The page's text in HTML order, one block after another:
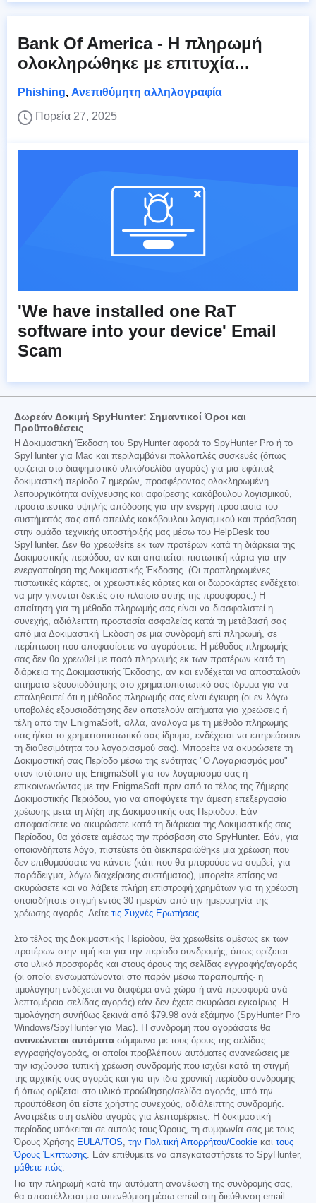
Bank Of America - Η πληρωμή
ολοκληρώθηκε με επιτυχία...
Phishing, Ανεπιθύμητη αλληλογραφία
Πορεία 27, 2025
'We have installed one RaT
software into your device' Email
Scam
Δωρεάν Δοκιμή SpyHunter: Σημαντικοί Όροι και
Προϋποθέσεις
Η Δοκιμαστική Έκδοση του SpyHunter αφορά το SpyHunter Pro ή το
SpyHunter για Mac και περιλαμβάνει πολλαπλές συσκευές (όπως
ορίζεται στο διαφημιστικό υλικό/σελίδα αγοράς) για μια εφάπαξ
δοκιμαστική περίοδο 7 ημερών, προσφέροντας ολοκληρωμένη
λειτουργικότητα ανίχνευσης και αφαίρεσης κακόβουλου λογισμικού,
προστατευτικά υψηλής απόδοσης για την ενεργή προστασία του
συστήματός σας από απειλές κακόβουλου λογισμικού και πρόσβαση
στην ομάδα τεχνικής υποστήριξής μας μέσω του HelpDesk του
SpyHunter. Δεν θα χρεωθείτε εκ των προτέρων κατά τη διάρκεια της
Δοκιμαστικής περιόδου, αν και απαιτείται πιστωτική κάρτα για την
ενεργοποίηση της Δοκιμαστικής Έκδοσης. (Οι προπληρωμένες
πιστωτικές κάρτες, οι χρεωστικές κάρτες και οι δωροκάρτες ενδέχεται
να μην γίνονται δεκτές στο πλαίσιο αυτής της προσφοράς.) Η
απαίτηση για τη μέθοδο πληρωμής σας είναι να διασφαλιστεί η
συνεχής, αδιάλειπτη προστασία ασφαλείας κατά τη μετάβασή σας
από μια Δοκιμαστική Έκδοση σε μια συνδρομή επί πληρωμή, σε
περίπτωση που αποφασίσετε να αγοράσετε. Η μέθοδος πληρωμής
σας δεν θα χρεωθεί με ποσό πληρωμής εκ των προτέρων κατά τη
διάρκεια της Δοκιμαστικής Έκδοσης, αν και ενδέχεται να αποσταλούν
αιτήματα εξουσιοδότησης στο χρηματοπιστωτικό σας ίδρυμα για να
επαληθευτεί ότι η μέθοδος πληρωμής σας είναι έγκυρη (οι εν λόγω
υποβολές εξουσιοδότησης δεν αποτελούν αιτήματα για χρεώσεις ή
τέλη από την EnigmaSoft, αλλά, ανάλογα με τη μέθοδο πληρωμής
σας ή/και το χρηματοπιστωτικό σας ίδρυμα, ενδέχεται να επηρεάσουν
τη διαθεσιμότητα του λογαριασμού σας). Μπορείτε να ακυρώσετε τη
Δοκιμαστική σας Περίοδο μέσω της ενότητας "Ο Λογαριασμός μου"
στον ιστότοπο της EnigmaSoft για τον λογαριασμό σας ή
επικοινωνώντας με την EnigmaSoft πριν από το τέλος της 7ήμερης
Δοκιμαστικής Περιόδου, για να αποφύγετε την άμεση επεξεργασία
χρέωσης μετά τη λήξη της Δοκιμαστικής σας Περίοδου. Εάν
αποφασίσετε να ακυρώσετε κατά τη διάρκεια της Δοκιμαστικής σας
Περίοδου, θα χάσετε αμέσως την πρόσβαση στο SpyHunter. Εάν, για
οποιονδήποτε λόγο, πιστεύετε ότι διεκπεραιώθηκε μια χρέωση που
δεν επιθυμούσατε να κάνετε (κάτι που θα μπορούσε να συμβεί, για
παράδειγμα, λόγω διαχείρισης συστήματος), μπορείτε επίσης να
ακυρώσετε και να λάβετε πλήρη επιστροφή χρημάτων για τη χρέωση
οποιαδήποτε στιγμή εντός 30 ημερών από την ημερομηνία της
χρέωσης αγοράς. Δείτε τις Συχνές Ερωτήσεις.
Στο τέλος της Δοκιμαστικής Περίοδου, θα χρεωθείτε αμέσως εκ των
προτέρων στην τιμή και για την περίοδο συνδρομής, όπως ορίζεται
στο υλικό προσφοράς και στους όρους της σελίδας εγγραφής/αγοράς
(οι οποίοι ενσωματώνονται στο παρόν μέσω παραπομπής· η
τιμολόγηση ενδέχεται να διαφέρει ανά χώρα ή ανά προσφορά ανά
λεπτομέρεια σελίδας αγοράς) εάν δεν έχετε ακυρώσει εγκαίρως. Η
τιμολόγηση συνήθως ξεκινά από $79.98 ανά εξάμηνο (SpyHunter Pro
Windows/SpyHunter για Mac). Η συνδρομή που αγοράσατε θα
ανανεώνεται αυτόματα σύμφωνα με τους όρους της σελίδας
εγγραφής/αγοράς, οι οποίοι προβλέπουν αυτόματες ανανεώσεις με
την ισχύουσα τυπική χρέωση συνδρομής που ισχύει κατά τη στιγμή
της αρχικής σας αγοράς και για την ίδια χρονική περίοδο συνδρομής
ή όπως ορίζεται στο υλικό προώθησης/σελίδα αγοράς, υπό την
προϋπόθεση ότι είστε χρήστης συνεχούς, αδιάλειπτης συνδρομής.
Ανατρέξτε στη σελίδα αγοράς για λεπτομέρειες. Η δοκιμαστική
περίοδος υπόκειται σε αυτούς τους Όρους, τη συμφωνία σας με τους
Όρους Χρήσης EULA/TOS, την Πολιτική Απορρήτου/Cookie και τους
Όρους Έκπτωσης. Εάν επιθυμείτε να απεγκαταστήσετε το SpyHunter,
μάθετε πώς.
Για την πληρωμή κατά την αυτόματη ανανέωση της συνδρομής σας,
θα αποστέλλεται μια υπενθύμιση μέσω email στη διεύθυνση email